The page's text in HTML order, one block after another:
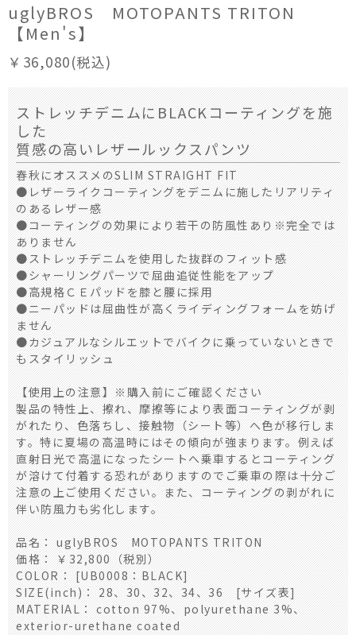
uglyBROS MOTOPANTS TRITON
【Men's】
￥36,080(税込)
ストレッチデニムにBLACKコーティングを施
した
質感の高いレザールックスパンツ
春秋にオススメのSLIM STRAIGHT FIT
●レザーライクコーティングをデニムに施したリアリティ
のあるレザー感
●コーティングの効果により若干の防風性あり※完全では
ありません
●ストレッチデニムを使用した抜群のフィット感
●シャーリングパーツで屈曲追従性能をアップ
●高規格ＣＥパッドを膝と腰に採用
●ニーパッドは屈曲性が高くライディングフォームを妨げ
ません
●カジュアルなシルエットでバイクに乗っていないときで
もスタイリッシュ
【使用上の注意】※購入前にご確認ください
製品の特性上、擦れ、摩擦等により表面コーティングが剥
がれたり、色落ちし、接触物（シート等）へ色が移行しま
す。特に夏場の高温時にはその傾向が強まります。例えば
直射日光で高温になったシートへ乗車するとコーティング
が溶けて付着する恐れがありますのでご乗車の際は十分ご
注意の上ご使用ください。また、コーティングの剥がれに
伴い防風力も劣化します。
品名： uglyBROS MOTOPANTS TRITON
価格： ￥32,800（税別）
COLOR： [UB0008：BLACK]
SIZE(inch)： 28、30、32、34、36 [サイズ表]
MATERIAL： cotton 97%、polyurethane 3%、
exterior-urethane coated